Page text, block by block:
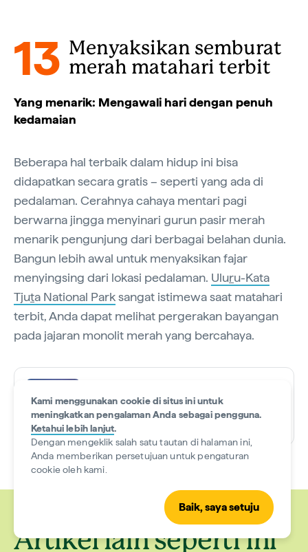
13 Menyaksikan semburat
merah matahari terbit
Yang menarik: Mengawali hari dengan penuh
kedamaian
Beberapa hal terbaik dalam hidup ini bisa
didapatkan secara gratis – seperti yang ada di
pedalaman. Cerahnya cahaya mentari pagi
berwarna jingga menyinari gurun pasir merah
menarik pengunjung dari berbagai belahan dunia.
Bangun lebih awal untuk menyaksikan fajar
menyingsing dari lokasi pedalaman. Uluru-Kata
Tjuta National Parksangat istimewa saat matahari
terbit, Anda dapat melihat pergerakan bayangan
pada jajaran monolit merah yang bercahaya.
terbit terbaik di Australia
Waktu baca • 7 menit
Artikel lain seperti ini
terbaik di
Safari dan
Kami menggunakan cookie di situs ini untuk
meningkatkan pengalaman Anda sebagai pengguna.
Ketahui lebih lanjut.
Dengan mengeklik salah satu tautan di halaman ini,
Anda memberikan persetujuan untuk pengaturan
cookie oleh kami.
Baik, saya setuju